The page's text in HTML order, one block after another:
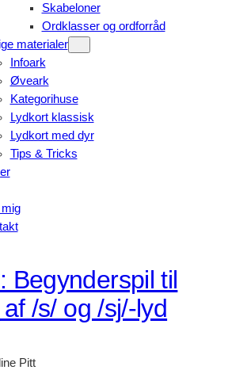
Skabeloner
Ordklasser og ordforråd
materialer
Infoark
Øveark
Kategorihuse
Lydkort klassisk
Lydkort med dyr
Tips & Tricks
Begynderspil til
/s/ og /sj/-lyd
Pitt